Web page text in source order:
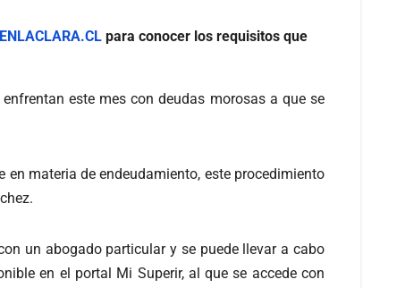
para conocer los requisitos que
este mes con deudas morosas a que se
materia de endeudamiento, este procedimiento
un abogado particular y se puede llevar a cabo
en el portal Mi Superir, al que se accede con